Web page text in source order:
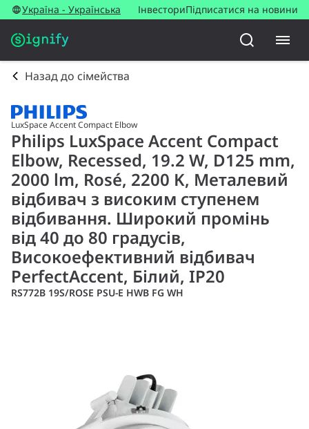
Україна - Українська ІнвесториПідписатися на новини
Назад до сімейства
LuxSpace Accent Compact Elbow
Philips LuxSpace Accent Compact
Elbow, Recessed, 19.2 W, D125 mm,
2000 lm, Rosé, 2200 K, Металевий
відбивач з високим ступенем
відбивання. Широкий промінь
від 40 до 80 градусів,
Високоефективний відбивач
PerfectAccent, Білий, IP20
RS772B 19S/ROSE PSU-E HWB FG WH